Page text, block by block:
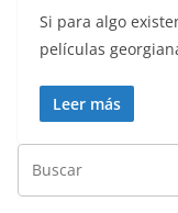
Si para algo
películas
Leer más